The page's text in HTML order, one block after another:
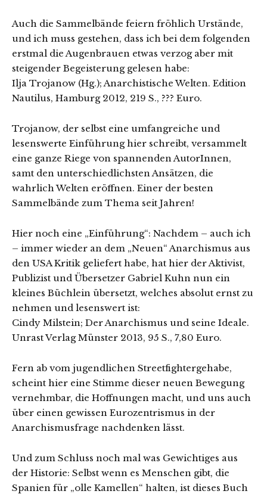
Auch die Sammelbände feiern fröhlich Urstände,
und ich muss gestehen, dass ich bei dem folgenden
erstmal die Augenbrauen etwas verzog aber mit
steigender Begeisterung gelesen habe:
Ilja Trojanow (Hg.); Anarchistische Welten. Edition
Nautilus, Hamburg 2012, 219 S., ??? Euro.
Trojanow, der selbst eine umfangreiche und
lesenswerte Einführung hier schreibt, versammelt
eine ganze Riege von spannenden AutorInnen,
samt den unterschiedlichsten Ansätzen, die
wahrlich Welten eröffnen. Einer der besten
Sammelbände zum Thema seit Jahren!
Hier noch eine „Einführung“: Nachdem – auch ich
– immer wieder an dem „Neuen“ Anarchismus aus
den USA Kritik geliefert habe, hat hier der Aktivist,
Publizist und Übersetzer Gabriel Kuhn nun ein
kleines Büchlein übersetzt, welches absolut ernst zu
nehmen und lesenswert ist:
Cindy Milstein; Der Anarchismus und seine Ideale.
Unrast Verlag Münster 2013, 95 S., 7,80 Euro.
Fern ab vom jugendlichen Streetfightergehabe,
scheint hier eine Stimme dieser neuen Bewegung
vernehmbar, die Hoffnungen macht, und uns auch
über einen gewissen Eurozentrismus in der
Anarchismusfrage nachdenken lässt.
Und zum Schluss noch mal was Gewichtiges aus
der Historie: Selbst wenn es Menschen gibt, die
Spanien für „olle Kamellen“ halten, ist dieses Buch